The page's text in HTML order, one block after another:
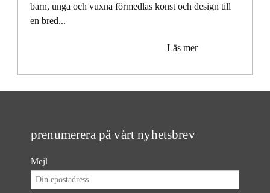
barn, unga och vuxna förmedlas konst och design till
en bred...
Läs mer
prenumerera på vårt nyhetsbrev
Mejl